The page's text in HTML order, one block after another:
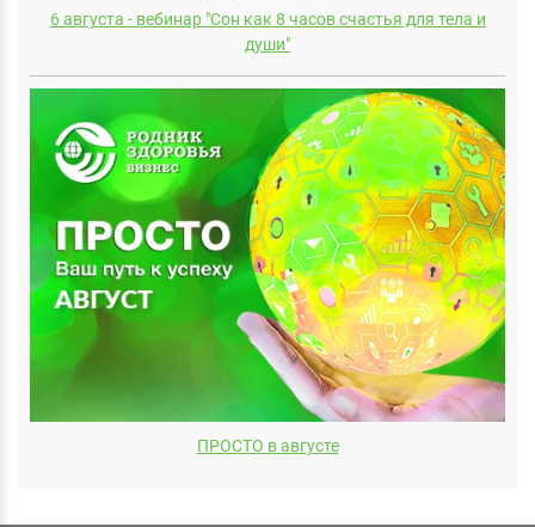
6 августа - вебинар "Сон как 8 часов счастья для тела и
души"
ПРОСТО в августе